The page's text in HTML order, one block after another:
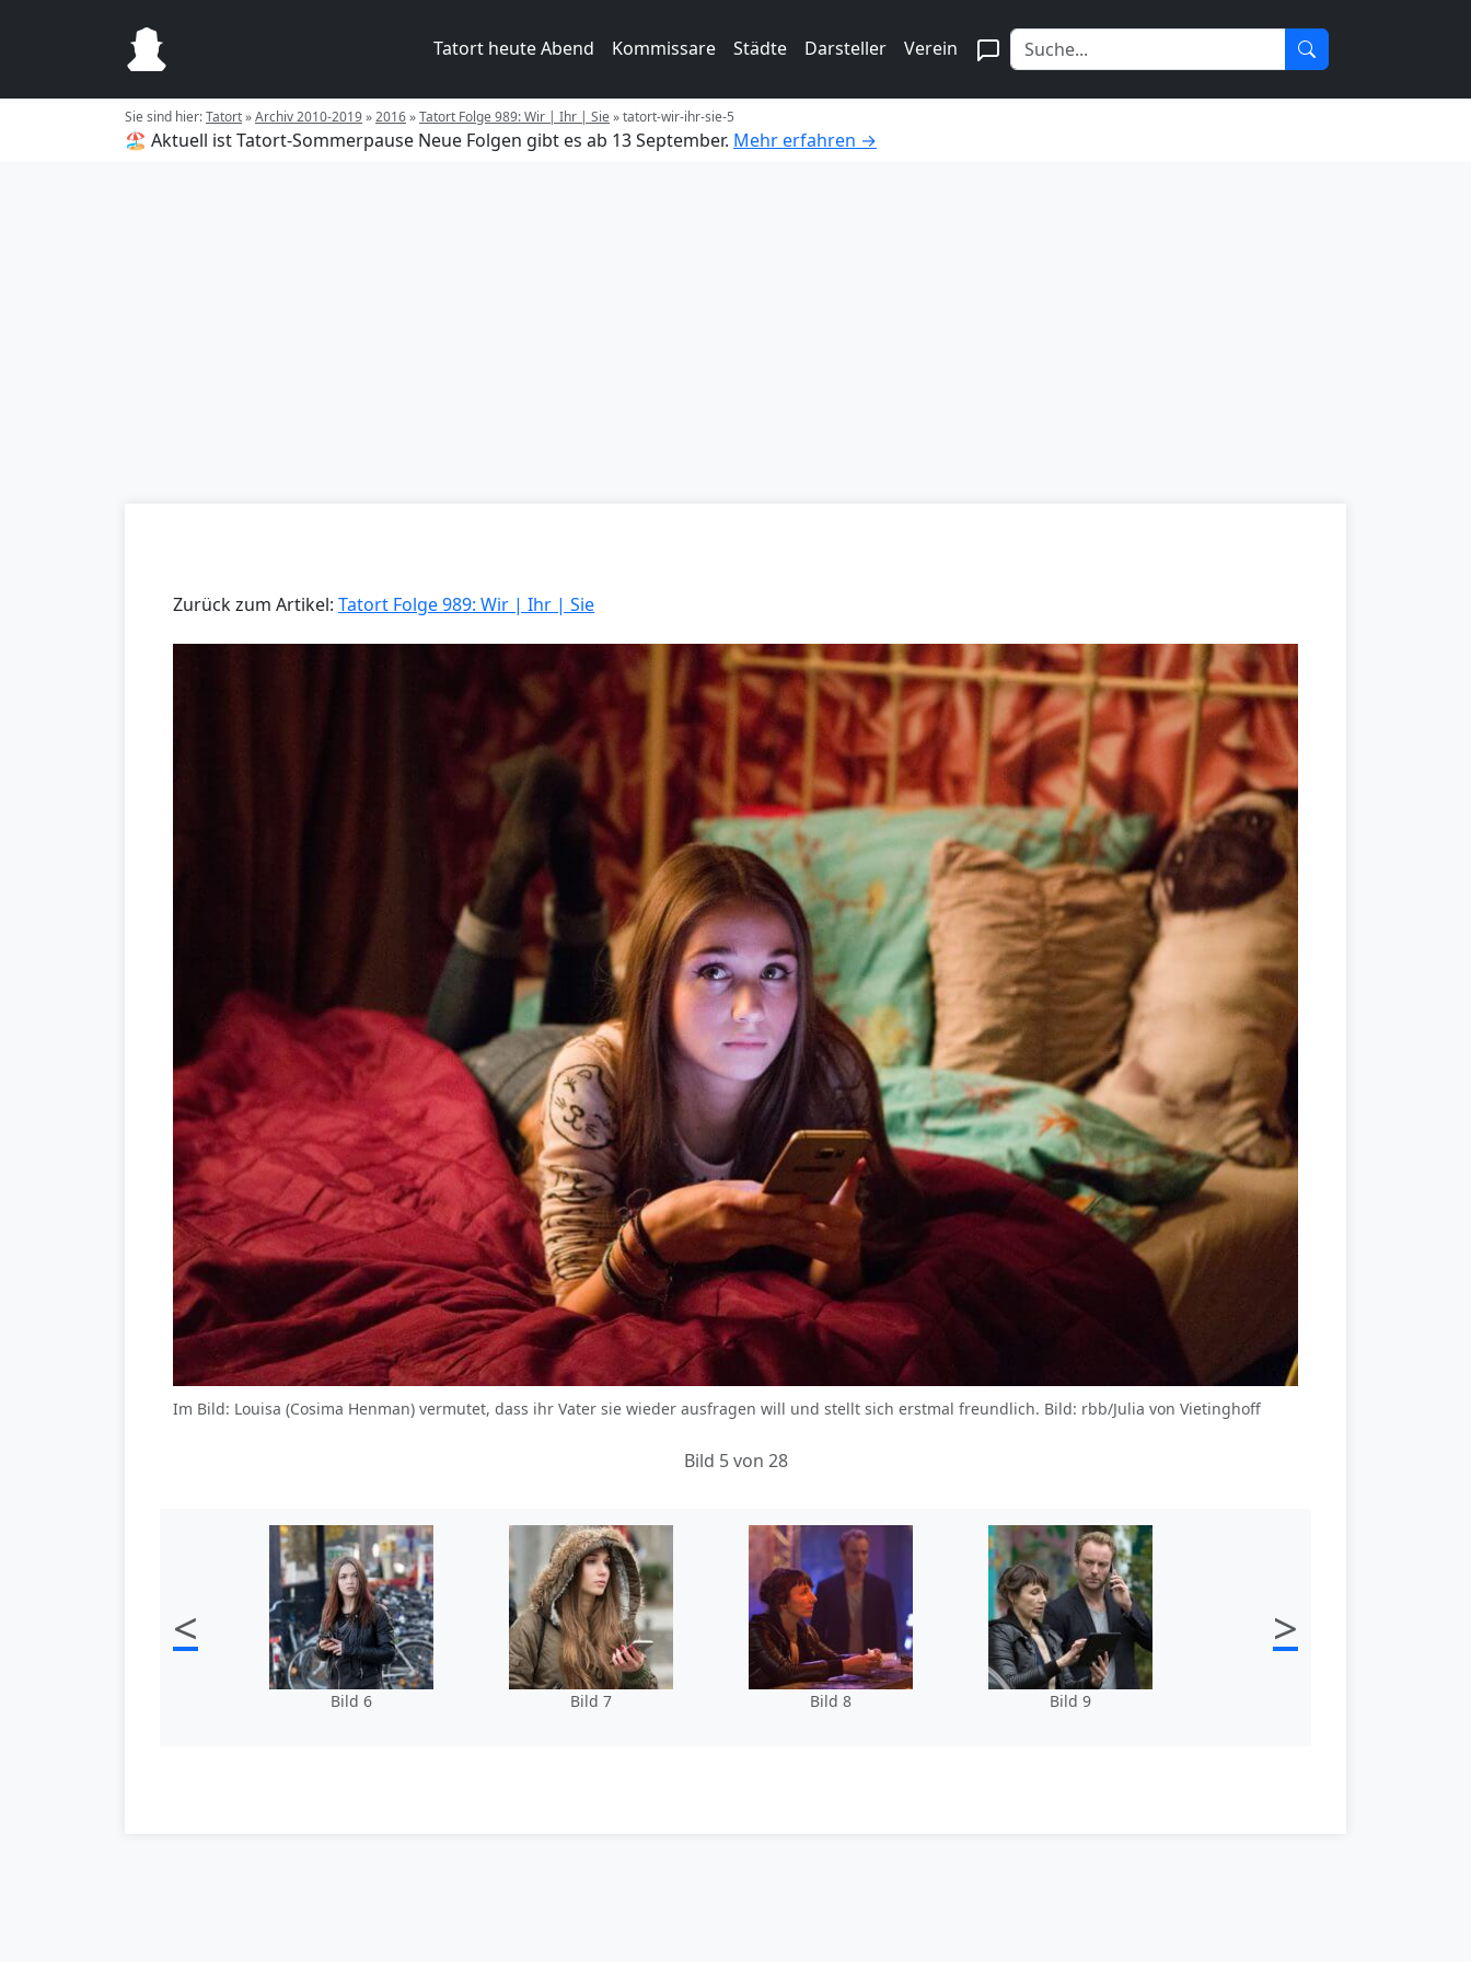
Tatort heute Abend Kommissare Städte Darsteller Verein
Sie sind hier:Tatort»Archiv 2010-2019»2016»Tatort Folge 989: Wir | Ihr | Sie»tatort-wir-ihr-sie-5
🏖️ Aktuell ist Tatort-Sommerpause Neue Folgen gibt es ab 13 September. Mehr erfahren →
Zurück zum Artikel: Tatort Folge 989: Wir | Ihr | Sie
Im Bild: Louisa (Cosima Henman) vermutet, dass ihr Vater sie wieder ausfragen will und stellt sich erstmal freundlich. Bild: rbb/Julia von Vietinghoff
Bild 5 von 28
<
Bild 6 Bild 7 Bild 8 Bild 9
>